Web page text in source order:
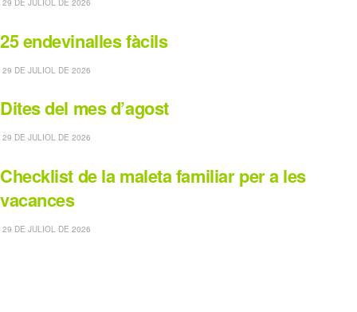
25 endevinalles fàcils
29 DE JULIOL DE 2026
Dites del mes d’agost
29 DE JULIOL DE 2026
Checklist de la maleta familiar per a les
vacances
29 DE JULIOL DE 2026